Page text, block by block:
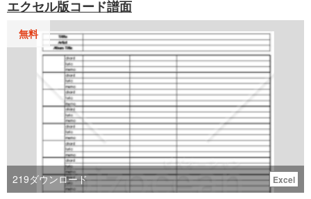
エクセル版コード譜面
無料
219ダウンロード Excel